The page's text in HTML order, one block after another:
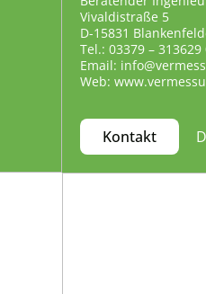
Vivaldistraße 5
D-15831
Tel.: 03379 – 313629
Email:
Web:
Kontakt